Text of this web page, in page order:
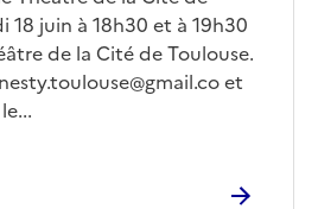
18 juin à 18h30 et à 19h30
de la Cité de Toulouse.
et